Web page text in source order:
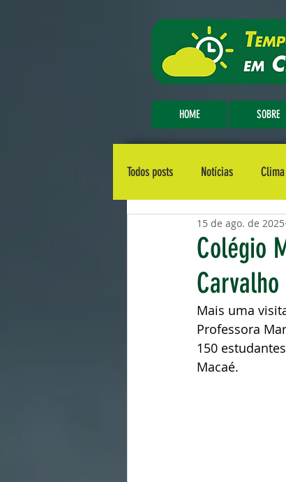
HOME SOBRE
Todos posts Notícias
Colégio
15 de ago. de 2025
Mais uma
Professora
150
Macaé.